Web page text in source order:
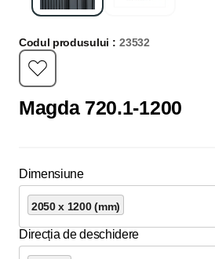
Codul produsului : 23532
Magda 720.1-1200
Dimensiune
2050 x 1200 (mm)
Direcția de deschidere